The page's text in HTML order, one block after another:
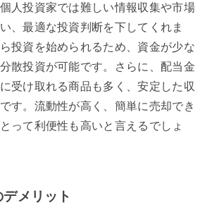
人投資家では難しい情報収集や市場
、最適な投資判断を下してくれま
投資を始められるため、資金が少な
散投資が可能です。さらに、配当金
受け取れる商品も多く、安定した収
す。流動性が高く、簡単に売却でき
って利便性も高いと言えるでしょ
メリット